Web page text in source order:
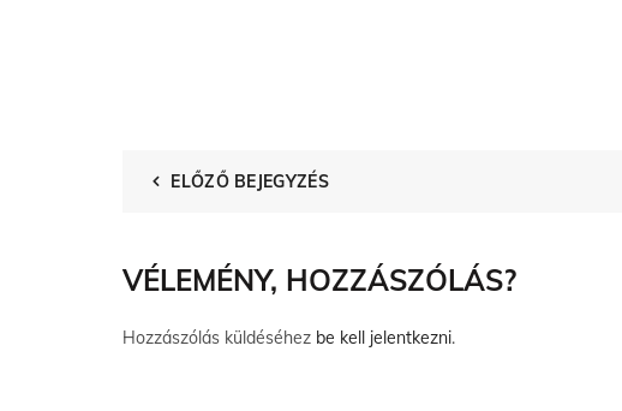
ELŐZŐ BEJEGYZÉS
VÉLEMÉNY, HOZZÁSZÓLÁS?
Hozzászólás küldéséhez be kell jelentkezni.